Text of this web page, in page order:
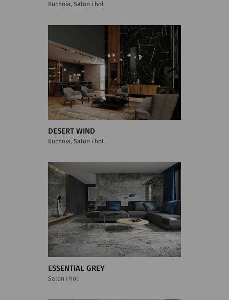
Kuchnia, Salon i hol
DESERT WIND
Kuchnia, Salon i hol
ESSENTIAL GREY
Salon i hol